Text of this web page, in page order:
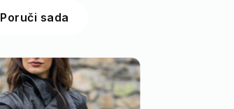
Poruči sada